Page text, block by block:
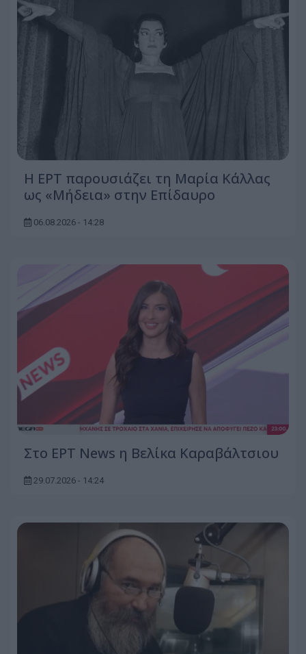
Η ΕΡΤ παρουσιάζει τη Μαρία Κάλλας
ως «Μήδεια» στην Επίδαυρο
06.08.2026 - 14:28
Στο ΕΡΤ News η Βελίκα Καραβάλτσιου
29.07.2026 - 14:24